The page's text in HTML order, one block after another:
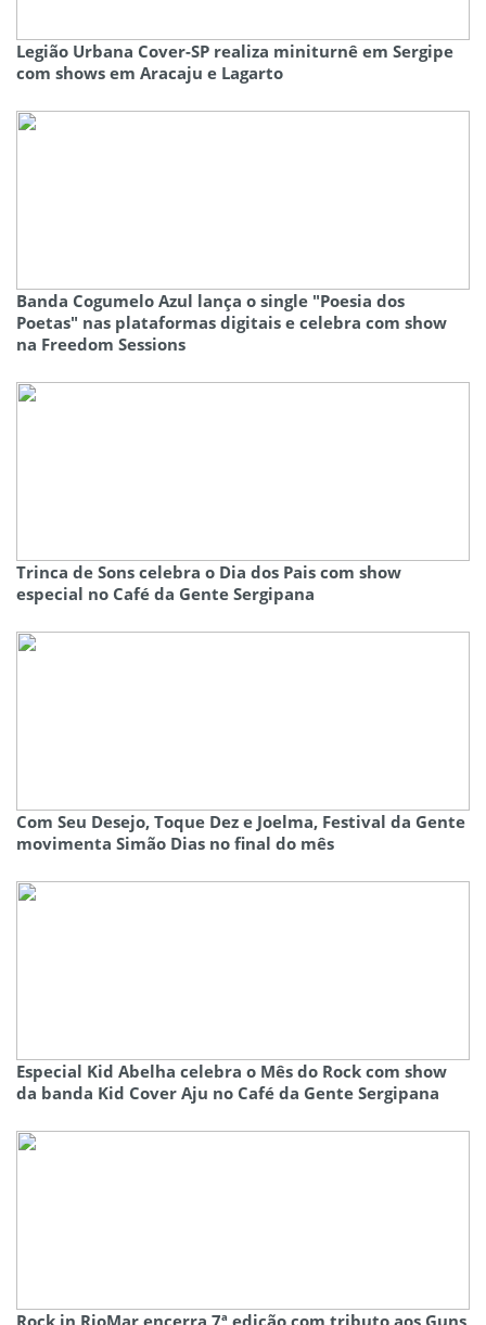
Legião Urbana Cover-SP realiza miniturnê em Sergipe
com shows em Aracaju e Lagarto
Banda Cogumelo Azul lança o single "Poesia dos
Poetas" nas plataformas digitais e celebra com show
na Freedom Sessions
Trinca de Sons celebra o Dia dos Pais com show
especial no Café da Gente Sergipana
Com Seu Desejo, Toque Dez e Joelma, Festival da Gente
movimenta Simão Dias no final do mês
Especial Kid Abelha celebra o Mês do Rock com show
da banda Kid Cover Aju no Café da Gente Sergipana
Rock in RioMar encerra 7ª edição com tributo aos Guns